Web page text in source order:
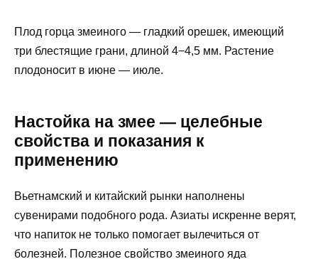
Плод горца змеиного — гладкий орешек, имеющий
три блестящие грани, длиной 4−4,5 мм. Растение
плодоносит в июне — июле.
Настойка на змее — целебные
свойства и показания к
применению
Вьетнамский и китайский рынки наполнены
сувенирами подобного рода. Азиаты искренне верят,
что напиток не только помогает вылечиться от
болезней. Полезное свойство змеиного яда